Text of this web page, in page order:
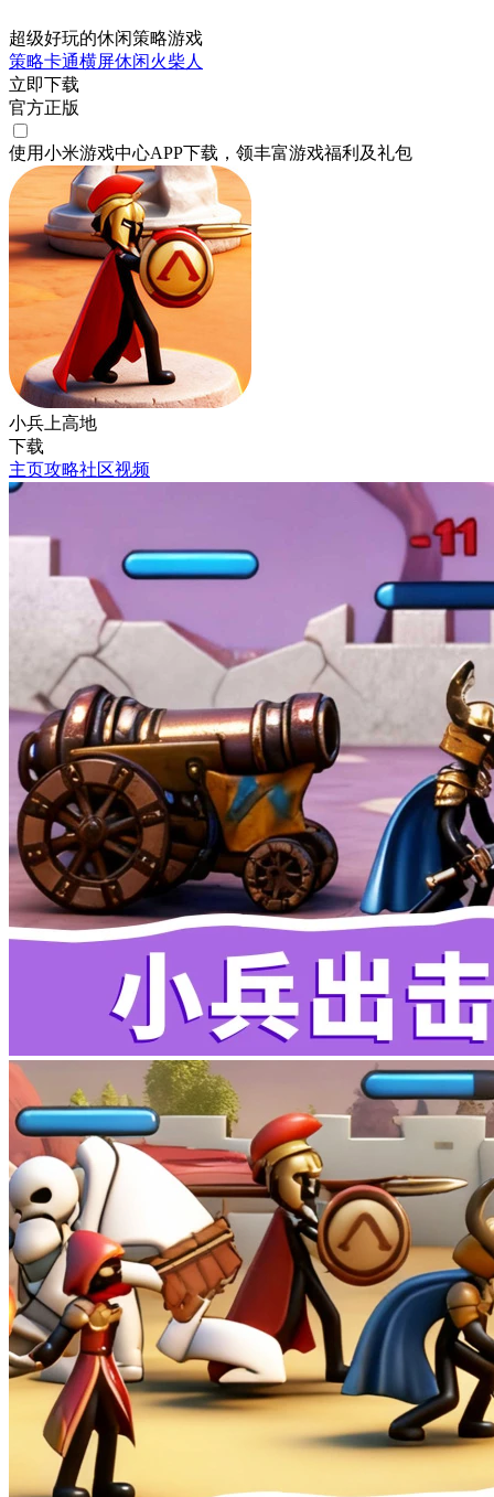
超级好玩的休闲策略游戏
策略卡通横屏休闲火柴人
立即下载
官方正版
使用小米游戏中心APP下载 ，领丰富游戏福利 及礼包
小兵上高地
下载
主页攻略社区视频